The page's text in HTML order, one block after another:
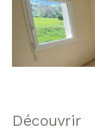
découvrir